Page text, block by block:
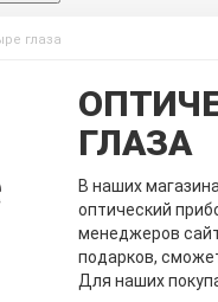
глаза
ГЛАЗА
В наших
оптический
менеджеров
подарков,
Для наших